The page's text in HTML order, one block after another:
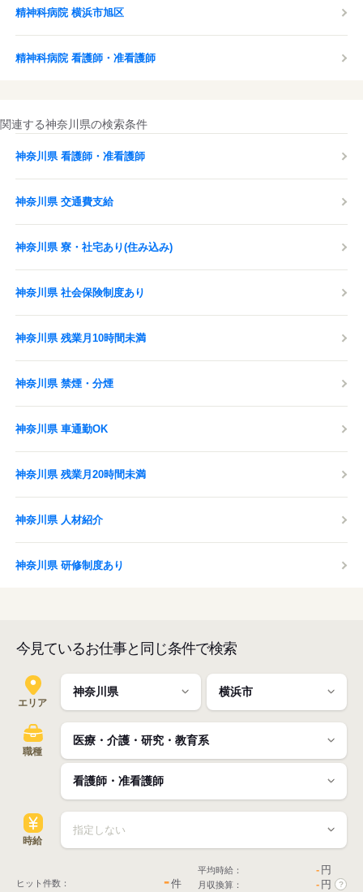
精神科病院 横浜市旭区
精神科病院 看護師・准看護師
関連する神奈川県の検索条件
神奈川県 看護師・准看護師
神奈川県 交通費支給
神奈川県 寮・社宅あり(住み込み)
神奈川県 社会保険制度あり
神奈川県 残業月10時間未満
神奈川県 禁煙・分煙
神奈川県 車通勤OK
神奈川県 残業月20時間未満
神奈川県 人材紹介
神奈川県 研修制度あり
今見ているお仕事と同じ条件で検索
エリア
職種
時給
ヒット件数： -件
平均時給： - 円
月収換算： - 円 ?